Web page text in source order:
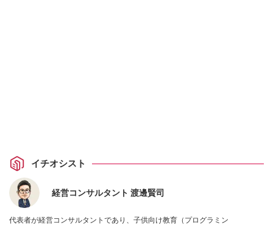
イチオシスト
経営コンサルタント 渡邊賢司
代表者が経営コンサルタントであり、子供向け教育（プログラミン